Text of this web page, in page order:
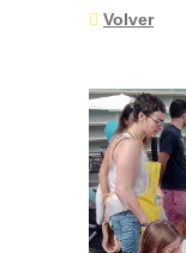
Volver